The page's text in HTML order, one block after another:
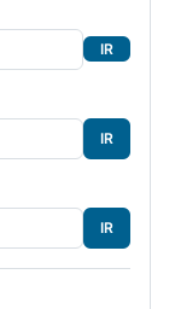
IR
IR
IR